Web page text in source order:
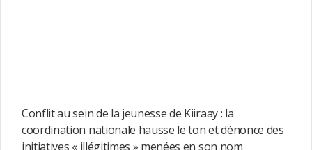
Conflit au sein de la jeunesse de Kiiraay : la
coordination nationale hausse le ton et dénonce des
initiatives « illégitimes » menées en son nom